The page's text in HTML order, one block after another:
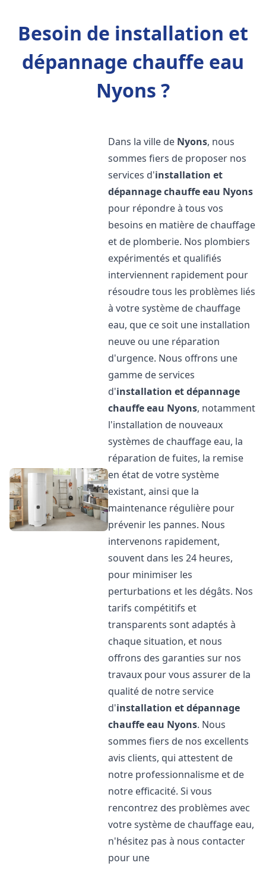
Besoin de installation et
dépannage chauffe eau
Nyons ?
Dans la ville de Nyons, nous
sommes fiers de proposer nos
services d'installation et
dépannage chauffe eau Nyons
pour répondre à tous vos
besoins en matière de chauffage
et de plomberie. Nos plombiers
expérimentés et qualifiés
interviennent rapidement pour
résoudre tous les problèmes liés
à votre système de chauffage
eau, que ce soit une installation
neuve ou une réparation
d'urgence. Nous offrons une
gamme de services
d'installation et dépannage
chauffe eau Nyons, notamment
l'installation de nouveaux
systèmes de chauffage eau, la
réparation de fuites, la remise
en état de votre système
existant, ainsi que la
maintenance régulière pour
prévenir les pannes. Nous
intervenons rapidement,
souvent dans les 24 heures,
pour minimiser les
perturbations et les dégâts. Nos
tarifs compétitifs et
transparents sont adaptés à
chaque situation, et nous
offrons des garanties sur nos
travaux pour vous assurer de la
qualité de notre service
d'installation et dépannage
chauffe eau Nyons. Nous
sommes fiers de nos excellents
avis clients, qui attestent de
notre professionnalisme et de
notre efficacité. Si vous
rencontrez des problèmes avec
votre système de chauffage eau,
n'hésitez pas à nous contacter
pour une